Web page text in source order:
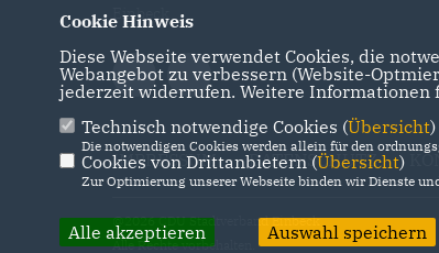
Einbeck
IMPRESSUM DATENSCHUTZ
@2026 CDU Stadtverband Einbeck
Alle Rechte vorbehalten.
Cookie Hinweis
Diese Webseite verwendet Cookies, die
Webangebot zu verbessern (Website-
jederzeit widerrufen. Weitere Informationen
Technisch notwendige Cookies (Übersicht)
Die notwendigen Cookies werden allein für den
Cookies von Drittanbietern (Übersicht)
Zur Optimierung unserer Webseite binden wir Dienste
Alle akzeptieren Auswahl speichern